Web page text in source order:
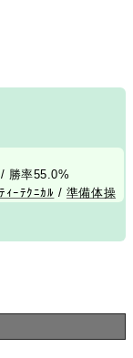
勝率55.0%
ｨｰﾃｸﾆｶﾙ / 準備体操